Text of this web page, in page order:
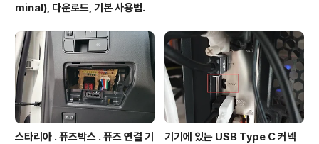
minal), 다운로드, 기본 사용법.
스타리아 . 퓨즈박스 . 퓨즈 연결 기
기기에 있는 USB Type C 커넥